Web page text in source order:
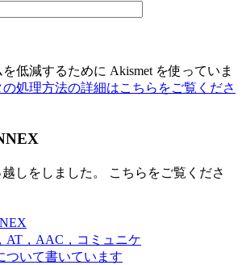
低減するために Akismet を使っていま
処理方法の詳細はこちらをご覧くださ
しをしました。 こちらをご覧くださ
AT，AAC，コミュニケ
ついて書いています